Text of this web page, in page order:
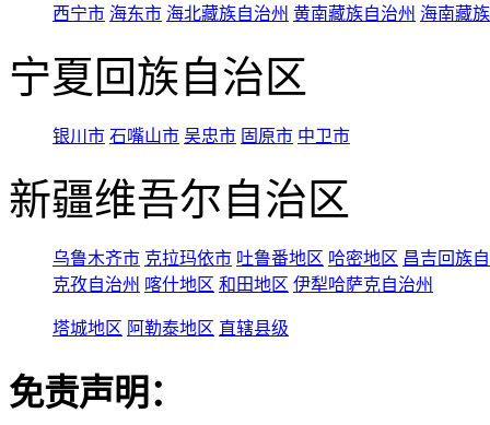
西宁市 海东市 海北藏族自治州 黄南藏族自治州 海南藏
宁夏回族自治区
银川市 石嘴山市 吴忠市 固原市 中卫市
新疆维吾尔自治区
乌鲁木齐市 克拉玛依市 吐鲁番地区 哈密地区 昌吉回族
克孜自治州 喀什地区 和田地区 伊犁哈萨克自治州
塔城地区 阿勒泰地区 直辖县级
免责声明：